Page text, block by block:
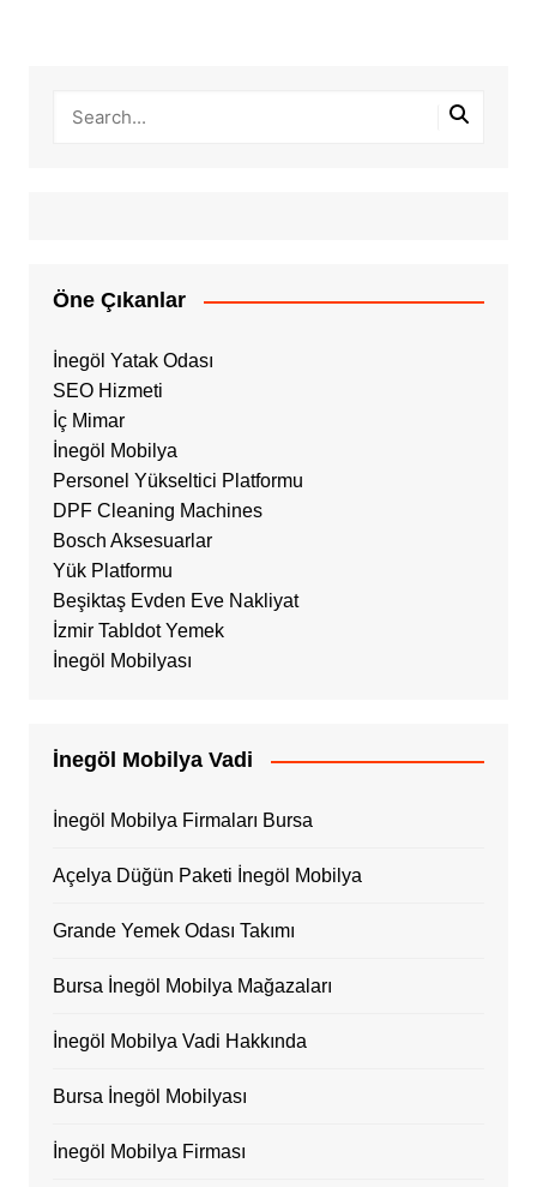
Öne Çıkanlar
İnegöl Yatak Odası
SEO Hizmeti
İç Mimar
İnegöl Mobilya
Personel Yükseltici Platformu
DPF Cleaning Machines
Bosch Aksesuarlar
Yük Platformu
Beşiktaş Evden Eve Nakliyat
İzmir Tabldot Yemek
İnegöl Mobilyası
İnegöl Mobilya Vadi
İnegöl Mobilya Firmaları Bursa
Açelya Düğün Paketi İnegöl Mobilya
Grande Yemek Odası Takımı
Bursa İnegöl Mobilya Mağazaları
İnegöl Mobilya Vadi Hakkında
Bursa İnegöl Mobilyası
İnegöl Mobilya Firması